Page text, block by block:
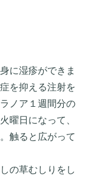
に湿疹ができま
を抑える注射を
ノア１週間分の
曜日になって、
触ると広がって
の草むしりをし